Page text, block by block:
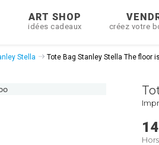
ART SHOP
idées cadeaux créez votre
Stella Tote Bag Stanley Stella The floor